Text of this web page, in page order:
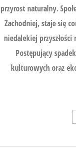
przyrost naturalny.
Zachodniej, staje się
niedalekiej
Postępujący
kulturowych oraz